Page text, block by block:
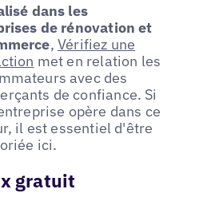
dans les
de rénovation et
, Vérifiez une
met en relation les
avec des
de confiance. Si
opère dans ce
il est essentiel d'être
ici.
gratuit